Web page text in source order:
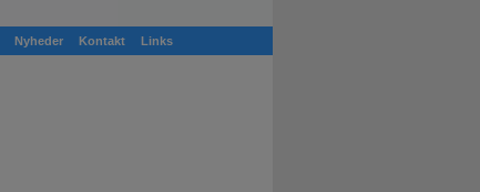
Nyheder Kontakt Links